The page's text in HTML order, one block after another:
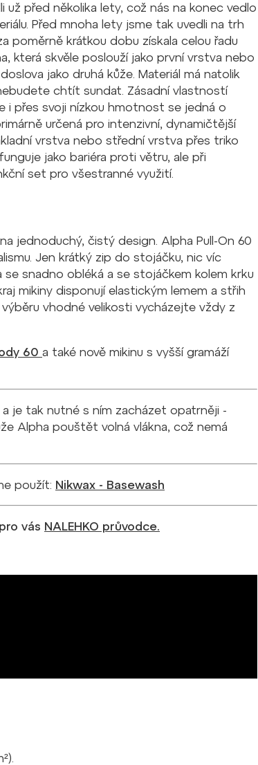
před několika lety, což nás na konec vedlo
Před mnoha lety jsme tak uvedli na trh
poměrně krátkou dobu získala celou řadu
která skvěle poslouží jako první vrstva nebo
jako druhá kůže. Materiál má natolik
chtít sundat. Zásadní vlastností
i přes svoji nízkou hmotnost se jedná o
určená pro intenzivní, dynamičtější
vrstva nebo střední vrstva přes triko
jako bariéra proti větru, ale při
set pro všestranné využití.
jednoduchý, čistý design. Alpha Pull-On 60
Jen krátký zip do stojáčku, nic víc
snadno obléká a se stojáčkem kolem krku
mikiny disponují elastickým lemem a střih
vhodné velikosti vycházejte vždy z
60 a také nově mikinu s vyšší gramáží
je tak nutné s ním zacházet opatrněji -
Alpha pouštět volná vlákna, což nemá
použít: Nikwax - Basewash
vás NALEHKO průvodce.